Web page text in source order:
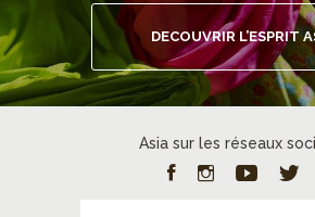
DECOUVRIR L’ESPRIT
Asia sur les réseaux